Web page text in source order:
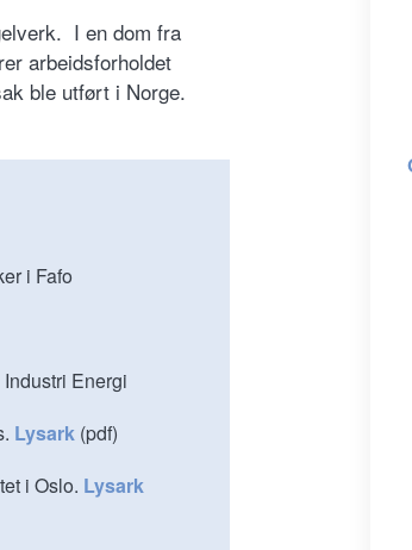
I en dom fra
arbeidsforholdet
ble utført i Norge.
i Fafo
Energi
Lysark (pdf)
i Oslo. Lysark